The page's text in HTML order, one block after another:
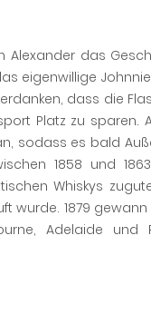
Alexander das
eigenwillige
dass die
Platz zu sparen.
sodass es bald
1858 und
Whiskys
1879
Adelaide